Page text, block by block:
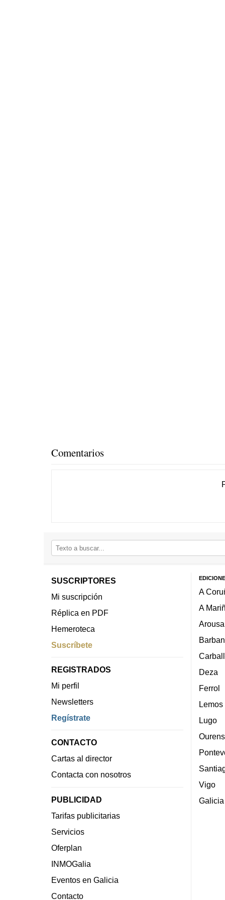
Comentarios
SUSCRIPTORES
Mi suscripción
Réplica en PDF
Hemeroteca
Suscríbete
REGISTRADOS
Mi perfil
Newsletters
Regístrate
CONTACTO
Cartas al director
Contacta con nosotros
PUBLICIDAD
Tarifas publicitarias
Servicios
Oferplan
INMOGalia
Eventos en Galicia
Contacto
A
A
Arousa
Deza
Ferrol
Lemos
Lugo
Vigo